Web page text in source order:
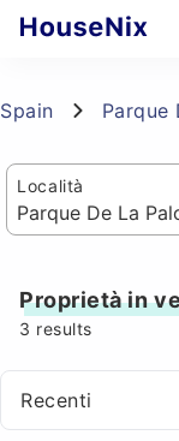
Spain Parque
Località
Proprietà in
3 results
Recenti